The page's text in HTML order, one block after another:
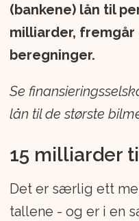
(bankene) lån til
milliarder, fremgår
beregninger.
Se
lån til de største
15 milliarder
Det er særlig ett
tallene - og er i en